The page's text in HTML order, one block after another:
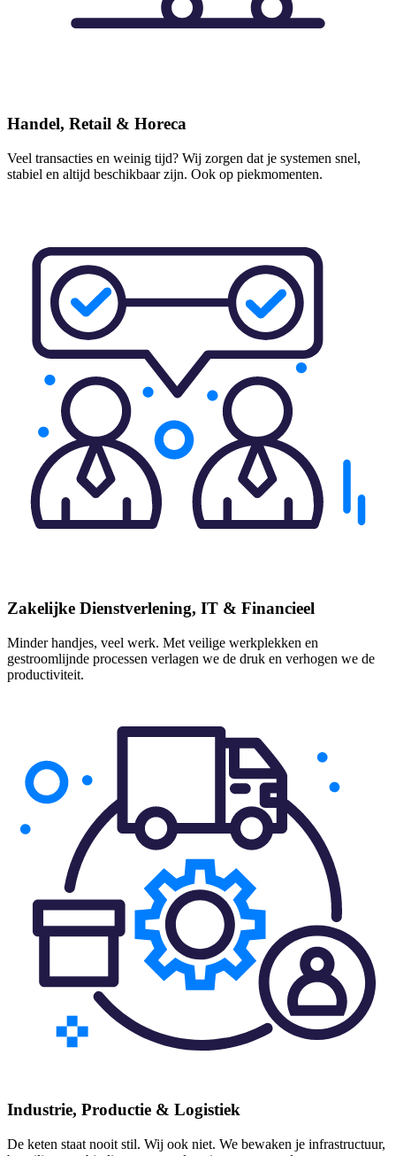
Handel, Retail & Horeca
Veel transacties en weinig tijd? Wij zorgen dat je systemen snel,
stabiel en altijd beschikbaar zijn. Ook op piekmomenten.
Zakelijke Dienstverlening, IT & Financieel
Minder handjes, veel werk. Met veilige werkplekken en
gestroomlijnde processen verlagen we de druk en verhogen we de
productiviteit.
Industrie, Productie & Logistiek
De keten staat nooit stil. Wij ook niet. We bewaken je infrastructuur,